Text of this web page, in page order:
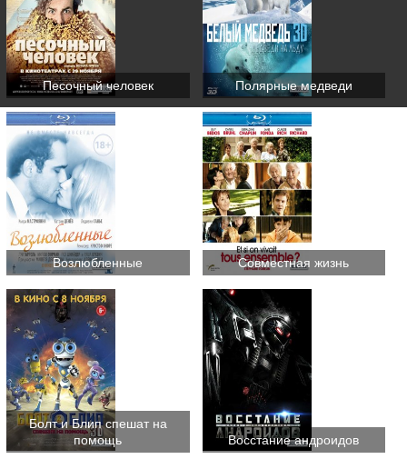
Песочный человек Полярные медведи
Возлюбленные Совместная жизнь
Болт и Блип спешат на
помощь
Восстание андроидов